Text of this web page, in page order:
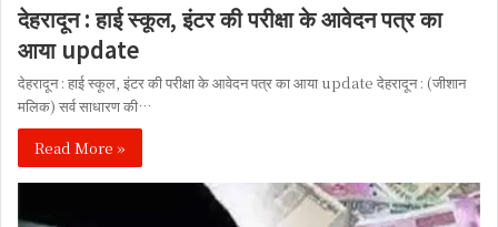
देहरादून : हाई स्कूल, इंटर की परीक्षा के आवेदन पत्र का
आया update
देहरादून : हाई स्कूल, इंटर की परीक्षा के आवेदन पत्र का आया update देहरादून : (जीशान
मलिक) सर्व साधारण की…
Read More »